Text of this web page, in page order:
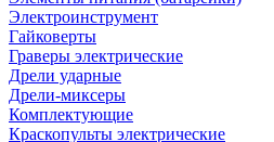
Электроинструмент
Гайковерты
Граверы электрические
Дрели ударные
Дрели-миксеры
Комплектующие
Краскопульты электрические